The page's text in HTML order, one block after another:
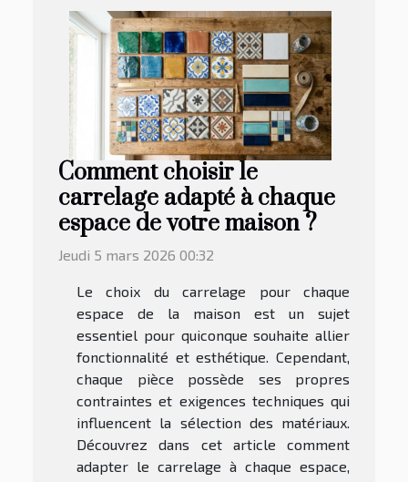
Comment choisir le
carrelage adapté à chaque
espace de votre maison ?
Jeudi 5 mars 2026 00:32
Le choix du carrelage pour chaque
espace de la maison est un sujet
essentiel pour quiconque souhaite allier
fonctionnalité et esthétique. Cependant,
chaque pièce possède ses propres
contraintes et exigences techniques qui
influencent la sélection des matériaux.
Découvrez dans cet article comment
adapter le carrelage à chaque espace,